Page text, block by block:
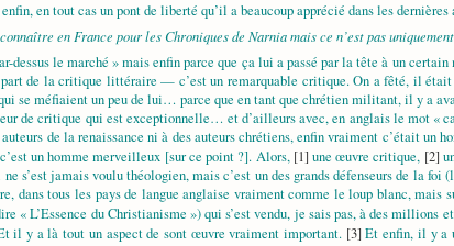
en tout cas un pont de liberté qu’il a beaucoup apprécié dans les dernières
en France pour lesChroniques de Narniamais ce n’est pas
le marché » mais enfin parce que ça lui a passé par la tête à un
de la critique littéraire — c’est un remarquable critique. On a fêté, il était
se méfiaient un peu de lui… parce que en tant que chrétien militant, il y a
de critique qui est exceptionnelle… et d’ailleurs avec, en anglais le mot
de la renaissance ni à des auteurs chrétiens, enfin vraiment c’était
un homme merveilleux [sur ce point ?]. Alors, [1] une œuvre critique, [2]
s’est jamais voulu théologien, mais c’est un des grands défenseurs de la
dans tous les pays de langue anglaise vraiment comme le loup blanc, mais
« L’Essence du Christianisme ») qui s’est vendu, je sais pas, à des millions
il y a là tout un aspect de sont œuvre vraiment important. [3] Et enfin, il y a